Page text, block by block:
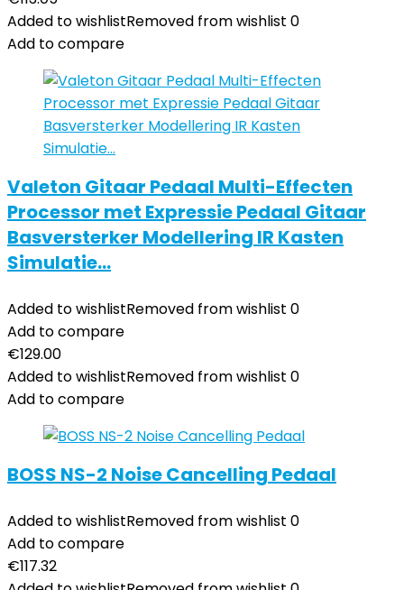
Added to wishlistRemoved from wishlist 0
Add to compare
Valeton Gitaar Pedaal Multi-Effecten
Processor met Expressie Pedaal Gitaar
Basversterker Modellering IR Kasten
Simulatie…
Added to wishlistRemoved from wishlist 0
Add to compare
€129.00
Added to wishlistRemoved from wishlist 0
Add to compare
BOSS NS-2 Noise Cancelling Pedaal
Added to wishlistRemoved from wishlist 0
Add to compare
€117.32